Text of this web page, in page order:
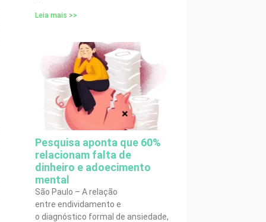
Leia mais >>
Pesquisa aponta que 60%
relacionam falta de
dinheiro e adoecimento
mental
São Paulo – A relação
entre endividamento e
o diagnóstico formal de ansiedade,